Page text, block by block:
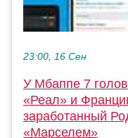
23:00, 16 Сен
У Мбаппе 7
«Реал» и
заработанный
«Марселем»